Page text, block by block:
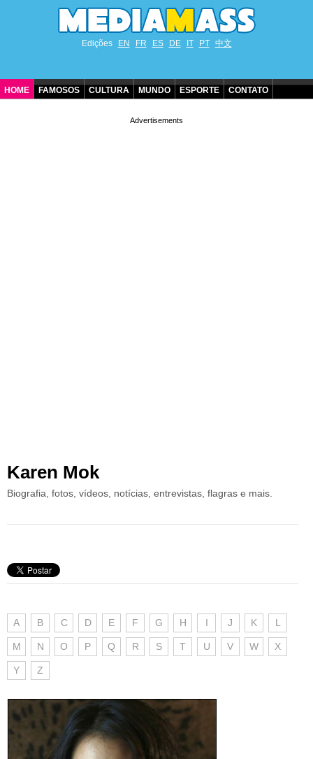
Edições EN FR ES DE IT PT 中文
HOME FAMOSOS CULTURA MUNDO ESPORTE CONTATO
Karen Mok
Biografia, fotos, vídeos, notícias, entrevistas, flagras e mais.
A B C D E F G H I J K L
M N O P Q R S T U V W X
Y Z